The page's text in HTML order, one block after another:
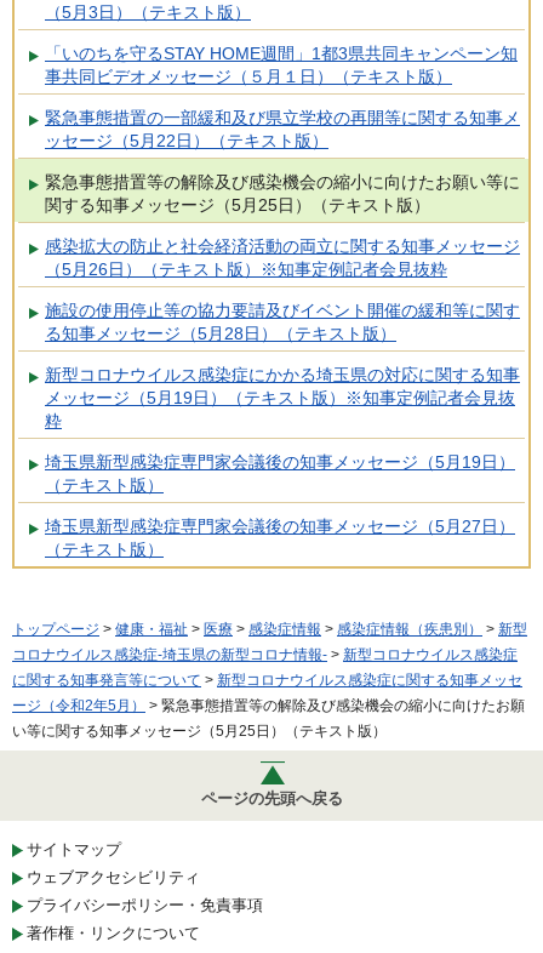
（5月3日）（テキスト版）
「いのちを守るSTAY HOME週間」1都3県共同キャンペーン知
事共同ビデオメッセージ（５月１日）（テキスト版）
緊急事態措置の一部緩和及び県立学校の再開等に関する知事メ
ッセージ（5月22日）（テキスト版）
緊急事態措置等の解除及び感染機会の縮小に向けたお願い等に
関する知事メッセージ（5月25日）（テキスト版）
感染拡大の防止と社会経済活動の両立に関する知事メッセージ
（5月26日）（テキスト版）※知事定例記者会見抜粋
施設の使用停止等の協力要請及びイベント開催の緩和等に関す
る知事メッセージ（5月28日）（テキスト版）
新型コロナウイルス感染症にかかる埼玉県の対応に関する知事
メッセージ（5月19日）（テキスト版）※知事定例記者会見抜
粋
埼玉県新型感染症専門家会議後の知事メッセージ（5月19日）
（テキスト版）
埼玉県新型感染症専門家会議後の知事メッセージ（5月27日）
（テキスト版）
トップページ > 健康・福祉 > 医療 > 感染症情報 > 感染症情報（疾患別） > 新型
コロナウイルス感染症-埼玉県の新型コロナ情報- > 新型コロナウイルス感染症
に関する知事発言等について > 新型コロナウイルス感染症に関する知事メッセ
ージ（令和2年5月）
> 緊急事態措置等の解除及び感染機会の縮小に向けたお願
い等に関する知事メッセージ（5月25日）（テキスト版）
ページの先頭へ戻る
サイトマップ
ウェブアクセシビリティ
プライバシーポリシー・免責事項
著作権・リンクについて